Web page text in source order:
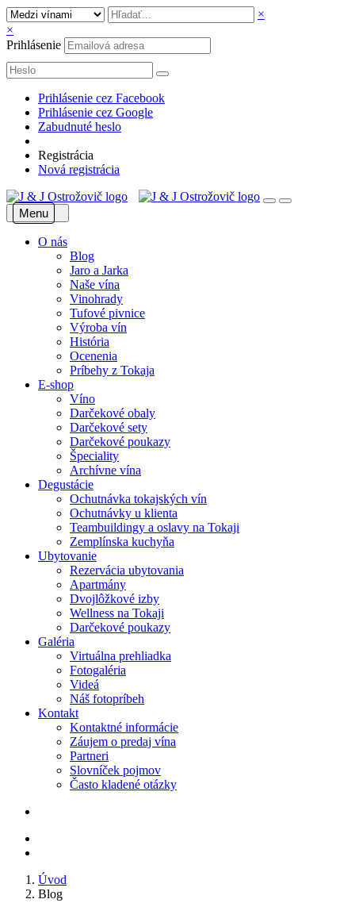
×
×
Prihlásenie
Prihlásenie cez Facebook
Prihlásenie cez Google
Zabudnuté heslo
Registrácia
Nová registrácia
Menu
O nás
Blog
Jaro a Jarka
Naše vína
Vinohrady
Tufové pivnice
Výroba vín
História
Ocenenia
Príbehy z Tokaja
E-shop
Víno
Darčekové obaly
Darčekové sety
Darčekové poukazy
Špeciality
Archívne vína
Degustácie
Ochutnávka tokajských vín
Ochutnávky u klienta
Teambuildingy a oslavy na Tokaji
Zemplínska kuchyňa
Ubytovanie
Rezervácia ubytovania
Apartmány
Dvojlôžkové izby
Wellness na Tokaji
Darčekové poukazy
Galéria
Virtuálna prehliadka
Fotogaléria
Videá
Náš fotopríbeh
Kontakt
Kontaktné informácie
Záujem o predaj vína
Partneri
Slovníček pojmov
Často kladené otázky
Úvod
Blog